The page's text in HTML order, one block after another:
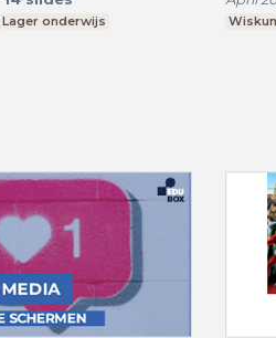
Lager onderwijs